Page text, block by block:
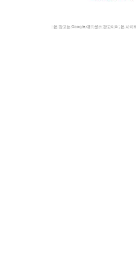
본 광고는 Google 애드센스 광고이며, 본 사이